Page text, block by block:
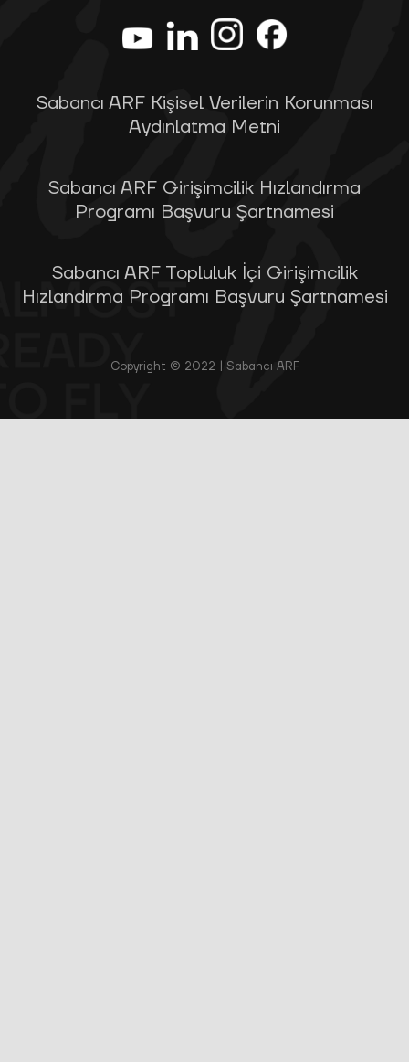
Sabancı ARF Kişisel Verilerin Korunması
Aydınlatma Metni
Sabancı ARF Girişimcilik Hızlandırma
Programı Başvuru Şartnamesi
Sabancı ARF Topluluk İçi Girişimcilik
Hızlandırma Programı Başvuru Şartnamesi
Copyright © 2022 | Sabancı ARF